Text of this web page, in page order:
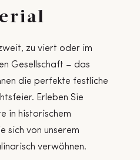
zu viert oder im
Gesellschaft – das
die perfekte festliche
Erleben Sie
in historischem
sich von unserem
verwöhnen.